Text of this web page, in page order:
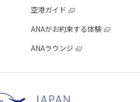
空港ガイド
ANAがお約束する体験
ANAラウンジ